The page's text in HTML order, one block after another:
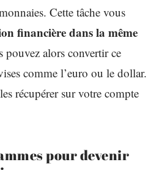
Cette tâche vous
financière dans la même
pouvez alors convertir ce
comme l’euro ou le dollar.
récupérer sur votre compte
pour devenir